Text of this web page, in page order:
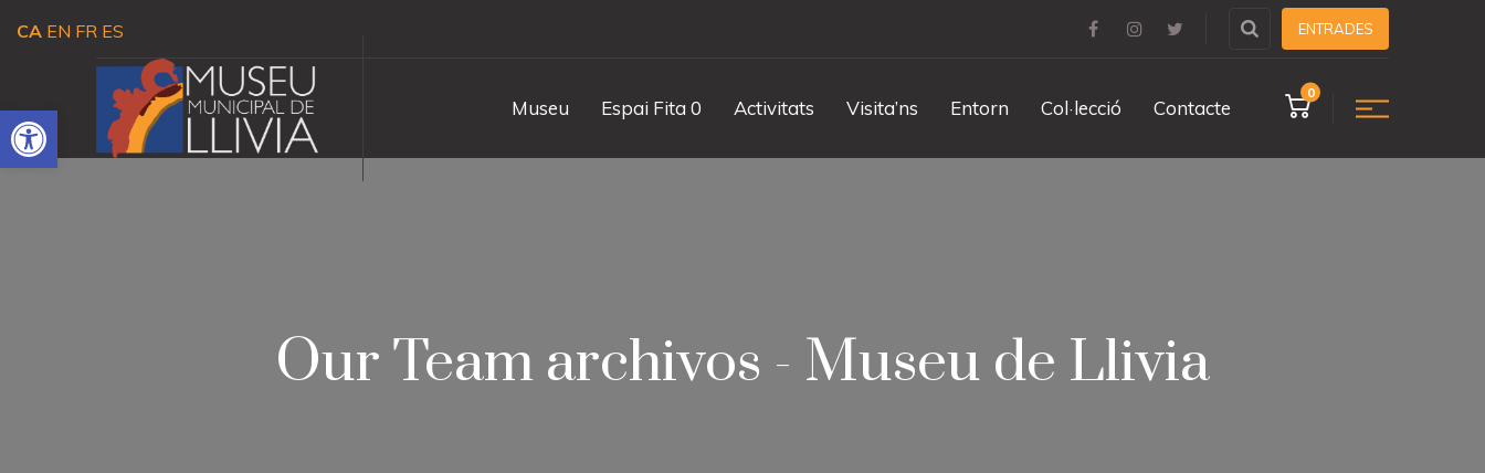
Obre la barra d'eines
ENTRADES
Museu Espai Fita 0 Activitats Visita’ns Entorn Col·lecció Contacte
0
Our Team archivos - Museu de Llivia
CA EN FR ES